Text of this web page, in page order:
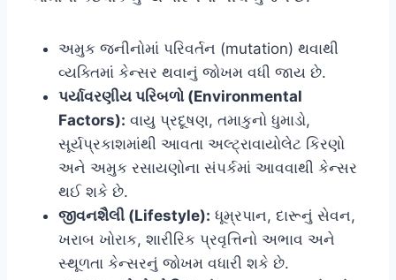
અમુક જનીનોમાં પરિવર્તન (mutation) થવાથી
વ્યક્તિમાં કેન્સર થવાનું જોખમ વધી જાય છે.
પર્યાવરણીય પરિબળો (Environmental
Factors): વાયુ પ્રદૂષણ, તમાકુનો ધુમાડો,
સૂર્યપ્રકાશમાંથી આવતા અલ્ટ્રાવાયોલેટ કિરણો
અને અમુક રસાયણોના સંપર્કમાં આવવાથી કેન્સર
થઈ શકે છે.
જીવનશૈલી (Lifestyle): ધૂમ્રપાન, દારૂનું સેવન,
ખરાબ ખોરાક, શારીરિક પ્રવૃત્તિનો અભાવ અને
સ્થૂળતા કેન્સરનું જોખમ વધારી શકે છે.